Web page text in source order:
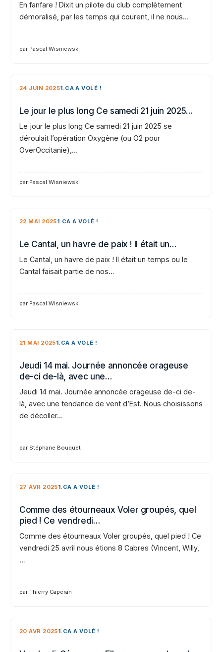
En fanfare ! Dixit un pilote du club complètement
démoralisé, par les temps qui courent, il ne nous…
par Pascal Wisniewski
24 JUIN 20251.CA A VOLÉ !
Le jour le plus long Ce samedi 21 juin 2025…
Le jour le plus long Ce samedi 21 juin 2025 se
déroulait l’opération Oxygène (ou O2 pour
OverOccitanie),…
par Pascal Wisniewski
22 MAI 20251.CA A VOLÉ !
Le Cantal, un havre de paix ! Il était un…
Le Cantal, un havre de paix ! Il était un temps ou le
Cantal faisait partie de nos…
par Pascal Wisniewski
21 MAI 20251.CA A VOLÉ !
Jeudi 14 mai. Journée annoncée orageuse
de-ci de-là, avec une…
Jeudi 14 mai. Journée annoncée orageuse de-ci de-
là, avec une tendance de vent d’Est. Nous choisissons
de décoller…
par Stéphane Bouquet
27 AVR 20251.CA A VOLÉ !
Comme des étourneaux Voler groupés, quel
pied ! Ce vendredi…
Comme des étourneaux Voler groupés, quel pied ! Ce
vendredi 25 avril nous étions 8 Cabres (Vincent, Willy,
…
par Thierry Caperan
20 AVR 20251.CA A VOLÉ !